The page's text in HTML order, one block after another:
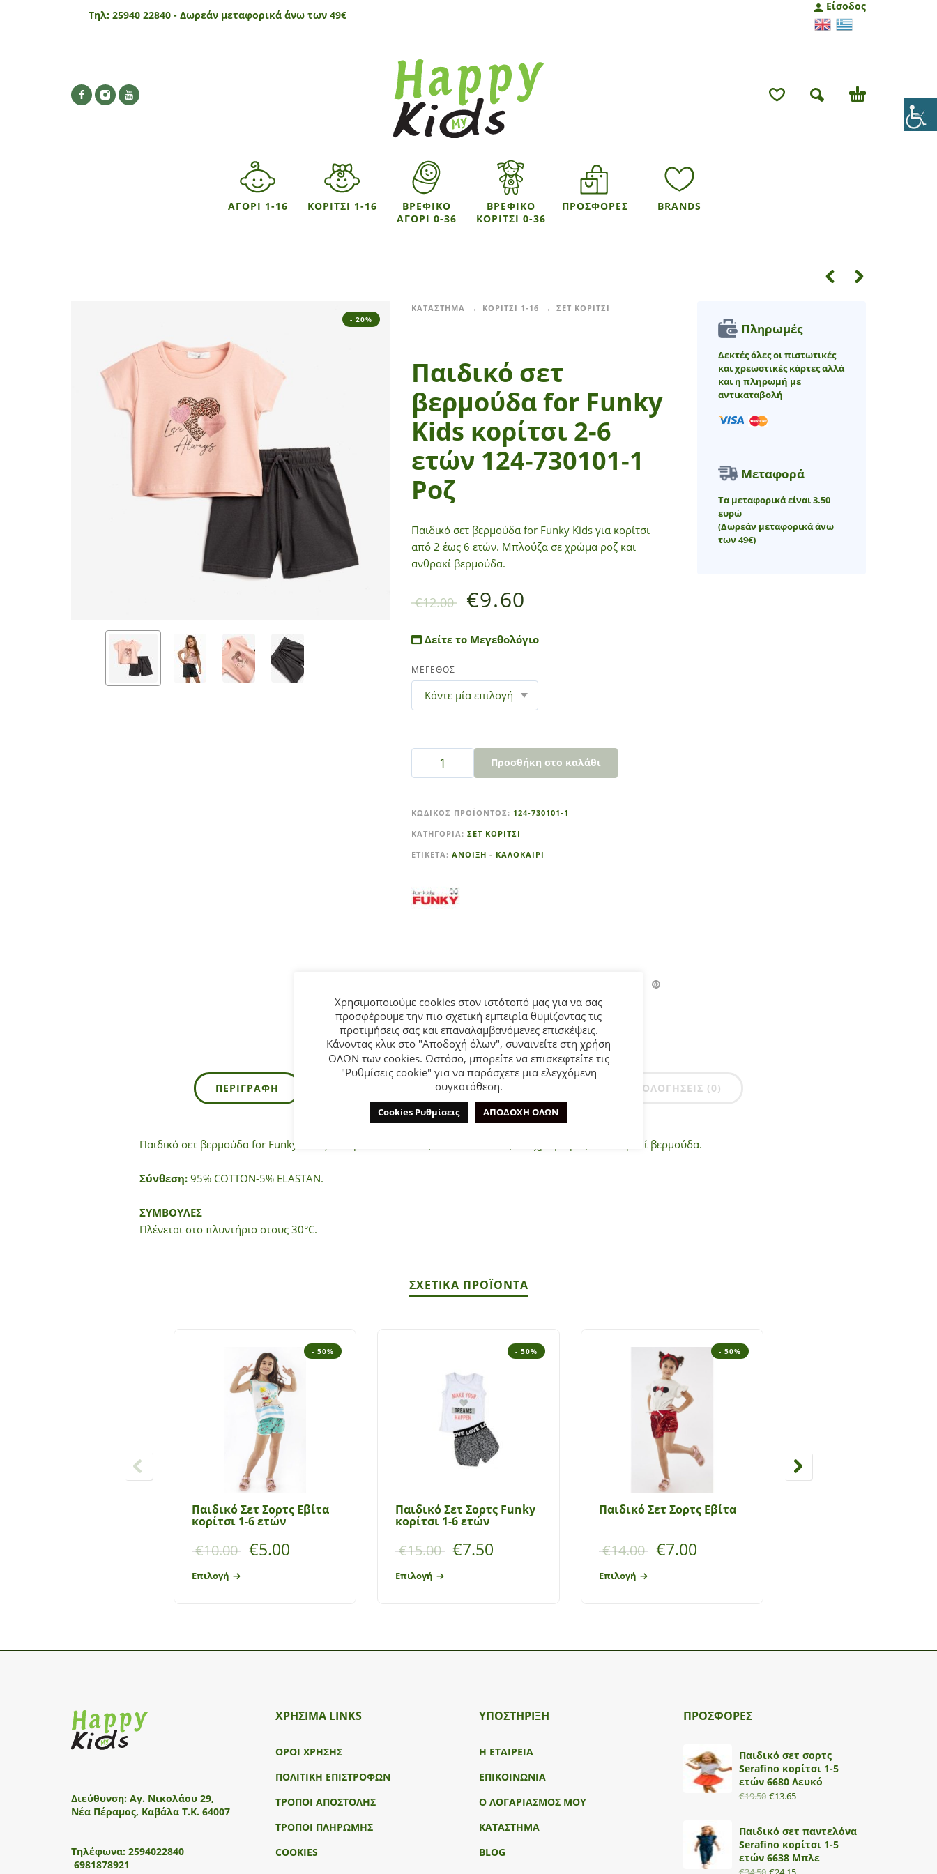
Τηλ: 25940 22840 - Δωρεάν μεταφορικά άνω των 49€
Είσοδος
ΑΓΟΡΙ 1-16 ΚΟΡΙΤΣΙ 1-16
ΒΡΕΦΙΚΟ
ΑΓΟΡΙ 0-36
ΒΡΕΦΙΚΟ
ΚΟΡΙΤΣΙ 0-36
ΠΡΟΣΦΟΡΕΣ BRANDS
- 20%
ΚΑΤΑΣΤΗΜΑ ΚΟΡΙΤΣΙ 1-16 ΣΕΤ ΚΟΡΙΤΣΙ
Παιδικό σετ
βερμούδα for Funky
Kids κορίτσι 2-6
ετών 124-730101-1
Ροζ
Παιδικό σετ βερμούδα for Funky Kids για κορίτσι
από 2 έως 6 ετών. Μπλούζα σε χρώμα ροζ και
ανθρακί βερμούδα.
€12.00 €9.60
Δείτε το Μεγεθολόγιο
ΜΕΓΕΘΟΣ
Προσθήκη στο καλάθι
t
e
r
t
ΚΩΔΙΚΌΣ ΠΡΟΪΌΝΤΟΣ: 124-730101-1
ΚΑΤΗΓΟΡΊΑ: ΣΕΤ ΚΟΡΙΤΣΙ
ΕΤΙΚΈΤΑ: ΑΝΟΙΞΗ - ΚΑΛΟΚΑΙΡΙ
Πληρωμές
Δεκτές όλες οι πιστωτικές
και χρεωστικές κάρτες αλλά
και η πληρωμή με
αντικαταβολή
Μεταφορά
Τα μεταφορικά είναι 3.50
ευρώ
(Δωρεάν μεταφορικά άνω
των 49€)
ΠΕΡΙΓΡΑΦΉ ΕΠΙΠΛΈΟΝ ΠΛΗΡΟΦΟΡΊΕΣ ΑΞΙΟΛΟΓΉΣΕΙΣ (0)
Παιδικό σετ βερμούδα for Funky Kids για κορίτσι από 2 έως 6 ετών. Μπλούζα σε χρώμα ροζ και ανθρακί βερμούδα.
Σύνθεση:95% COTTON-5% ELASTAN.
ΣΥΜΒΟΥΛΕΣ
Πλένεται στο πλυντήριο στους 30°C.
ΣΧΕΤΙΚΆ ΠΡΟΪΌΝΤΑ
- 50%
Παιδικό Σετ Σορτς Εβίτα
κορίτσι 1-6 ετών
€10.00 €5.00
Επιλογή
- 50%
Παιδικό Σετ Σορτς Funky
κορίτσι 1-6 ετών
€15.00 €7.50
Επιλογή
- 50%
Παιδικό Σετ Σορτς Εβίτα
€14.00 €7.00
Επιλογή
Διεύθυνση: Αγ. Νικολάου 29,
Νέα Πέραμος, Καβάλα Τ.Κ. 64007
Τηλέφωνα: 2594022840
6981878921
ΧΡΗΣΙΜΑ LINKS
ΟΡΟΙ ΧΡΗΣΗΣ
ΠΟΛΙΤΙΚΗ ΕΠΙΣΤΡΟΦΩΝ
ΤΡΟΠΟΙ ΑΠΟΣΤΟΛΗΣ
ΤΡΟΠΟΙ ΠΛΗΡΩΜΗΣ
COOKIES
ΥΠΟΣΤΉΡΙΞΗ
Η ΕΤΑΙΡΕΙΑ
ΕΠΙΚΟΙΝΩΝΙΑ
Ο ΛΟΓΑΡΙΑΣΜΟΣ ΜΟΥ
ΚΑΤΑΣΤΗΜΑ
BLOG
ΠΡΟΣΦΟΡΕΣ
Παιδικό σετ σορτς
Serafino κορίτσι 1-5
ετών 6680 Λευκό
€19.50 €13.65
Παιδικό σετ παντελόνα
Serafino κορίτσι 1-5
ετών 6638 Μπλε
Χρησιμοποιούμε cookies στον ιστότοπό μας για να σας
προσφέρουμε την πιο σχετική εμπειρία θυμίζοντας τις
προτιμήσεις σας και επαναλαμβανόμενες επισκέψεις.
Κάνοντας κλικ στο "Αποδοχή όλων", συναινείτε στη χρήση
ΟΛΩΝ των cookies. Ωστόσο, μπορείτε να επισκεφτείτε τις
"Ρυθμίσεις cookie" για να παράσχετε μια ελεγχόμενη
συγκατάθεση.
Cookies Ρυθμίσεις ΑΠΟΔΟΧΗ ΟΛΩΝ